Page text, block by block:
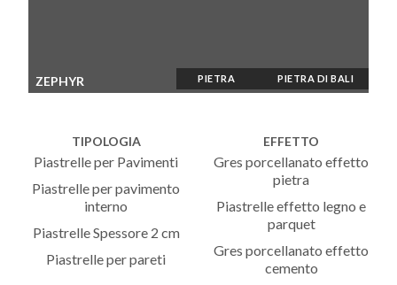
ZEPHYR PIETRA PIETRA DI BALI
TIPOLOGIA
Piastrelle per Pavimenti
Piastrelle per pavimento
interno
Piastrelle Spessore 2 cm
Piastrelle per pareti
EFFETTO
Gres porcellanato effetto
pietra
Piastrelle effetto legno e
parquet
Gres porcellanato effetto
cemento